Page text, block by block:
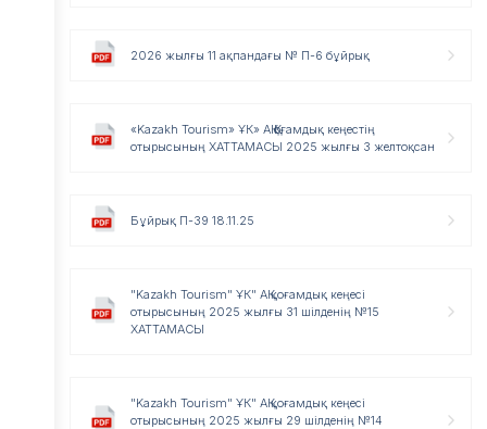
2026 жылғы 11 ақпандағы № П-6 бұйрық
«Kazakh Tourism» ҰК» АҚ Қоғамдық кеңестің
отырысының ХАТТАМАСЫ 2025 жылғы 3 желтоқсан
Бұйрық П-39 18.11.25
"Kazakh Tourism" ҰК" АҚ қоғамдық кеңесі
отырысының 2025 жылғы 31 шілденің №15
ХАТТАМАСЫ
"Kazakh Tourism" ҰК" АҚ қоғамдық кеңесі
отырысының 2025 жылғы 29 шілденің №14